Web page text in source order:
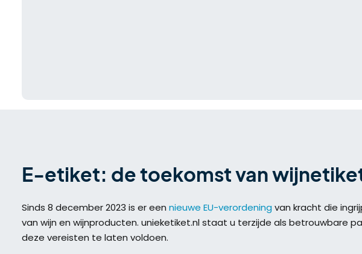
E-etiket: de toekomst van
Sinds 8 december 2023 is er een nieuwe EU-verordening van kracht die
van wijn en wijnproducten. unieketiket.nl staat u terzijde als betrouwbare
deze vereisten te laten voldoen.